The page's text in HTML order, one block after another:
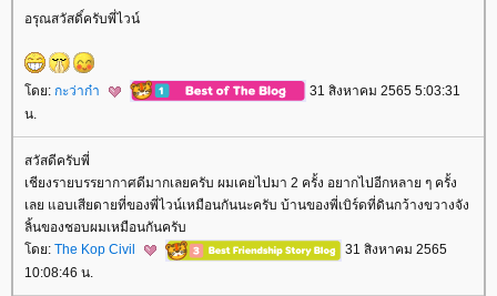
อรุณสวัสดิ์ครับพี่ไวน์
ดย: กะว่าก๋า
31 สิงหาคม 2565 5:03:31
น.
สวัสดีครับพี่
เชียงรายบรรยากาศดีมากเลยครับ ผมเคยไปมา 2 ครั้ง อยากไปอีกหลาย ๆ ครั้ง
เลย แอบเสียดายที่ของพี่ไวน์เหมือนกันนะครับ บ้านของพี่เบิร์ดที่ดินกว้างขวางจัง
ลิ้นของชอบผมเหมือนกันครับ
ดย: The Kop Civil
31 สิงหาคม 2565
10:08:46 น.